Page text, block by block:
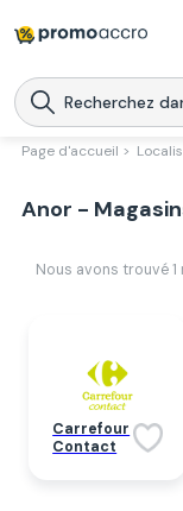
Magasins
Produits
Promoaccro
Page d'accueil >
Anor -
Nous avons trouvé 1
Carrefour
Contact